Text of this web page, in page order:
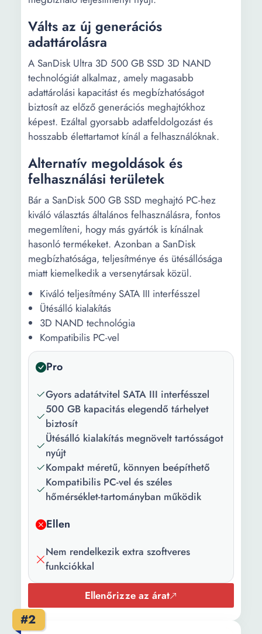
Válts az új generációs
adattárolásra
A SanDisk Ultra 3D 500 GB SSD 3D NAND
technológiát alkalmaz, amely magasabb
adattárolási kapacitást és megbízhatóságot
biztosít az előző generációs meghajtókhoz
képest. Ezáltal gyorsabb adatfeldolgozást és
hosszabb élettartamot kínál a felhasználóknak.
Alternatív megoldások és
felhasználási területek
Bár a SanDisk 500 GB SSD meghajtó PC-hez
kiváló választás általános felhasználásra, fontos
megemlíteni, hogy más gyártók is kínálnak
hasonló termékeket. Azonban a SanDisk
megbízhatósága, teljesítménye és ütésállósága
miatt kiemelkedik a versenytársak közül.
Kiváló teljesítmény SATA III interfésszel
Ütésálló kialakítás
3D NAND technológia
Kompatibilis PC-vel
Pro
Gyors adatátvitel SATA III interfésszel
500 GB kapacitás elegendő tárhelyet
biztosít
Ütésálló kialakítás megnövelt tartósságot
nyújt
Kompakt méretű, könnyen beépíthető
Kompatibilis PC-vel és széles
hőmérséklet-tartományban működik
Ellen
Nem rendelkezik extra szoftveres
funkciókkal
Ellenőrizze az árat
#2